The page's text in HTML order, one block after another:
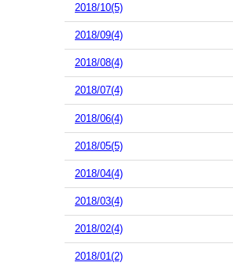
2018/10(5)
2018/09(4)
2018/08(4)
2018/07(4)
2018/06(4)
2018/05(5)
2018/04(4)
2018/03(4)
2018/02(4)
2018/01(2)